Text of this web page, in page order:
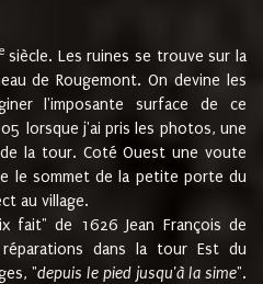
siècle. Les ruines se trouve sur la
de Rougemont. On devine les
l'imposante surface de ce
lorsque j'ai pris les photos, une
la tour. Coté Ouest une voute
le sommet de la petite porte du
au village.
fait" de 1626 Jean François de
réparations dans la tour Est du
"depuis le pied jusqu'à la sime".